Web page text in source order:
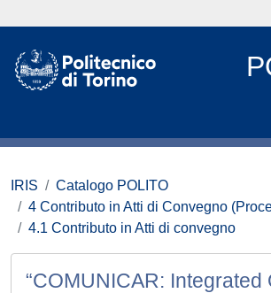
IRIS
Catalogo POLITO
4 Contributo in Atti di Convegno
4.1 Contributo in Atti di convegno
“COMUNICAR: Integrated